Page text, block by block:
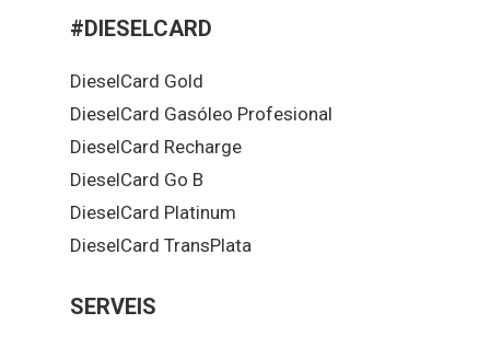
#DIESELCARD
DieselCard Gold
DieselCard Gasóleo Profesional
DieselCard Recharge
DieselCard Go B
DieselCard Platinum
DieselCard TransPlata
SERVEIS